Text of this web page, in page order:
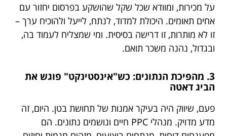
על מכירות, ומוודא שכל שקל שהושקע בפרסום יחזור עם
אחים תאומים. היכולת למדוד, לנתח, לייעל ולהוכיח ערך –
זו לא מותרות, זו דרישה בסיסית. ומי שמצליח לעמוד בה,
ובגדול, נהנה משכר תואם.
3. מהפיכת הנתונים: כש"אינסטינקט" פוגש את
הביג דאטה
פעם, שיווק היה בעיקר אמנות של תחושת בטן. היום, זה
מדע מדויק. מנהלי PPC חיים ונושמים נתונים. הם